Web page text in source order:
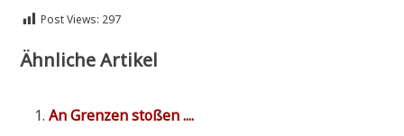
Post Views: 297
Ähnliche Artikel
An Gren­zen stoßen ....